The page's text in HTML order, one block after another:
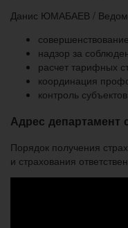
Данис ЮМАБАЕВ /
надзор за
расчет тарифных
координация
контроль
Адрес
Порядок получения
и страхования